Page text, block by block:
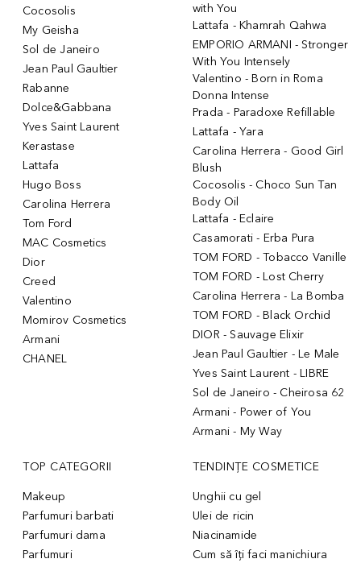
Cocosolis
My Geisha
Sol de Janeiro
Jean Paul Gaultier
Rabanne
Dolce&Gabbana
Yves Saint Laurent
Kerastase
Lattafa
Hugo Boss
Carolina Herrera
Tom Ford
MAC Cosmetics
Dior
Creed
Valentino
Momirov Cosmetics
Armani
CHANEL
with You
Lattafa - Khamrah Qahwa
EMPORIO ARMANI - Stronger
With You Intensely
Valentino - Born in Roma
Donna Intense
Prada - Paradoxe Refillable
Lattafa - Yara
Carolina Herrera - Good Girl
Blush
Cocosolis - Choco Sun Tan
Body Oil
Lattafa - Eclaire
Casamorati - Erba Pura
TOM FORD - Tobacco Vanille
TOM FORD - Lost Cherry
Carolina Herrera - La Bomba
TOM FORD - Black Orchid
DIOR - Sauvage Elixir
Jean Paul Gaultier - Le Male
Yves Saint Laurent - LIBRE
Sol de Janeiro - Cheirosa 62
Armani - Power of You
Armani - My Way
TOP CATEGORII
Makeup
Parfumuri barbati
Parfumuri dama
Parfumuri
TENDINȚE COSMETICE
Unghii cu gel
Ulei de ricin
Niacinamide
Cum să îți faci manichiura